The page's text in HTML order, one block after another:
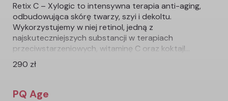
Retix C – Xylogic to intensywna terapia anti-aging,
odbudowująca skórę twarzy, szyi i dekoltu.
Wykorzystujemy w niej retinol, jedną z
najskuteczniejszych substancji w terapiach
przeciwstarzeniowych, witaminę C oraz koktajl...
290 zł
PQ Age